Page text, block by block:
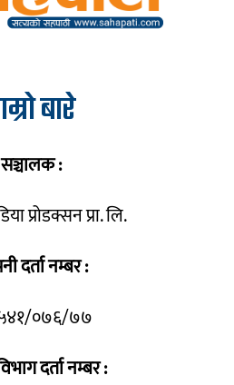
बारे
सञ्चालक :
प्रोडक्सन प्रा. लि.
दर्ता नम्बर :
०७६/७७
दर्ता नम्बर :